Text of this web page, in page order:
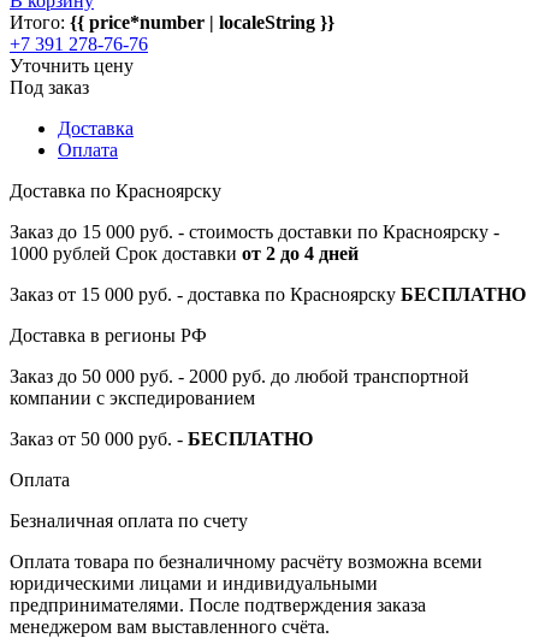
Итого: {{ price*number | localeString }}
+7 391 278-76-76
Уточнить цену
Под заказ
Доставка
Оплата
Доставка по Красноярску
Заказ до 15 000 руб. - стоимость доставки по Красноярску -
1000 рублей Срок доставки от 2 до 4 дней
Заказ от 15 000 руб. - доставка по Красноярску БЕСПЛАТНО
Доставка в регионы РФ
Заказ до 50 000 руб. - 2000 руб. до любой транспортной
компании с экспедированием
Заказ от 50 000 руб. - БЕСПЛАТНО
Оплата
Безналичная оплата по счету
Оплата товара по безналичному расчёту возможна всеми
юридическими лицами и индивидуальными
предпринимателями. После подтверждения заказа
менеджером вам выставленного счёта.